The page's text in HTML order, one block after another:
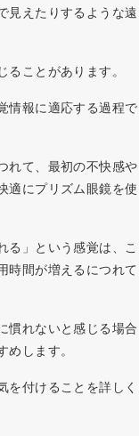
見えたりするような遠
ことがあります。
情報に適応する過程で
れて、最初の不快感や
適にプリズム眼鏡を使
」という感覚は、こ
時間が増えるにつれて
慣れないと感じる場合
します。
付けることを詳しく